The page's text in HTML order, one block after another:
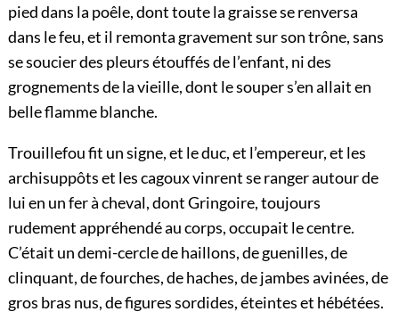
pied dans la poêle, dont toute la graisse se renversa
dans le feu, et il remonta gravement sur son trône, sans
se soucier des pleurs étouffés de l’enfant, ni des
grognements de la vieille, dont le souper s’en allait en
belle flamme blanche.
Trouillefou fit un signe, et le duc, et l’empereur, et les
archisuppôts et les cagoux vinrent se ranger autour de
lui en un fer à cheval, dont Gringoire, toujours
rudement appréhendé au corps, occupait le centre.
C’était un demi-cercle de haillons, de guenilles, de
clinquant, de fourches, de haches, de jambes avinées, de
gros bras nus, de figures sordides, éteintes et hébétées.